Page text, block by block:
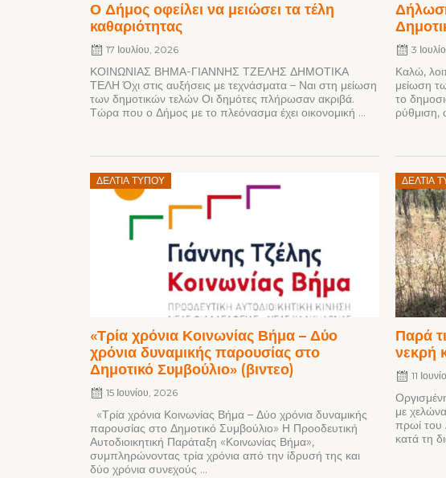
Ο Δήμος οφείλει να μειώσει τα τέλη
καθαριότητας
17 Ιουλίου, 2026
ΚΟΙΝΩΝΙΑΣ ΒΗΜΑ-ΓΙΑΝΝΗΣ ΤΖΕΛΗΣ ΔΗΜΟΤΙΚΑ
ΤΕΛΗ Όχι στις αυξήσεις με τεχνάσματα – Ναι στη μείωση
των δημοτικών τελών Οι δημότες πλήρωσαν ακριβά.
Τώρα που ο Δήμος με το πλεόνασμα έχει οικονομική ...
3
Καλώ,
μείωση
το
ρύθμιση,
ΔΕΛΤΊΑ ΤΎΠΟΥ
«Τρία χρόνια Κοινωνίας Βήμα – Δύο
χρόνια δυναμικής παρουσίας στο
Δημοτικό Συμβούλιο» (βιντεο)
Posted
on
15 Ιουνίου, 2026
«Τρία χρόνια Κοινωνίας Βήμα – Δύο χρόνια δυναμικής
παρουσίας στο Δημοτικό Συμβούλιο» Η Προοδευτική
Αυτοδιοικητική Παράταξη «Κοινωνίας Βήμα»,
συμπληρώνοντας τρία χρόνια από την ίδρυσή της και
δύο χρόνια συνεχούς ...
ΔΕΛΤΊΑ
Παρά
νεκρή
Posted
on
11
με
πρωί του
κατά τη